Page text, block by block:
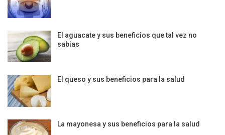
El aguacate y sus beneficios que tal vez no
sabias
El queso y sus beneficios para la salud
La mayonesa y sus beneficios para la salud